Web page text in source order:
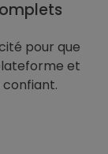
pour que
et